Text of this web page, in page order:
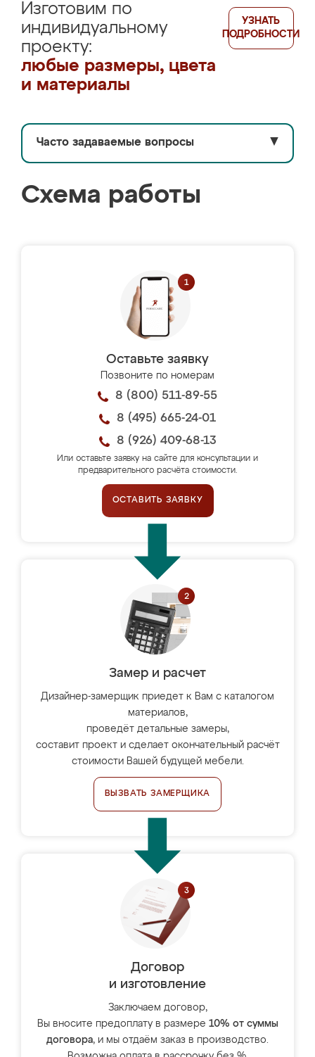
Изготовим по
индивидуальному
проекту:
любые размеры, цвета
и материалы
УЗНАТЬ
ПОДРОБНОСТИ
Часто задаваемые вопросы ▼
Схема работы
Оставьте заявку
Позвоните по номерам
8 (800) 511-89-55
8 (495) 665-24-01
8 (926) 409-68-13
Или оставьте заявку на сайте для консультации и
предварительного расчёта стоимости.
ОСТАВИТЬ ЗАЯВКУ
Замер и расчет
Дизайнер-замерщик приедет к Вам с каталогом
материалов,
проведёт детальные замеры,
составит проект и сделает окончательный расчёт
стоимости Вашей будущей мебели.
ВЫЗВАТЬ ЗАМЕРЩИКА
Договор
и изготовление
Заключаем договор,
Вы вносите предоплату в размере 10% от суммы
договора, и мы отдаём заказ в производство.